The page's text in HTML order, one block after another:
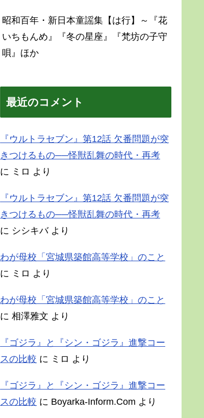
昭和百年・新日本童謡集【は行】～『花
いちもんめ』『冬の星座』『梵坊の子守
唄』ほか
最近のコメント
『ウルトラセブン』第12話 欠番問題が突
きつけるもの──怪獣乱舞の時代・再考
に ミロ より
『ウルトラセブン』第12話 欠番問題が突
きつけるもの──怪獣乱舞の時代・再考
に シシキバより
わが母校「宮城県築館高等学校」のこと
に ミロ より
わが母校「宮城県築館高等学校」のこと
に 相澤雅文 より
『ゴジラ』と『シン・ゴジラ』進撃コー
スの比較 に ミロ より
『ゴジラ』と『シン・ゴジラ』進撃コー
スの比較 に Boyarka-Inform.Com より